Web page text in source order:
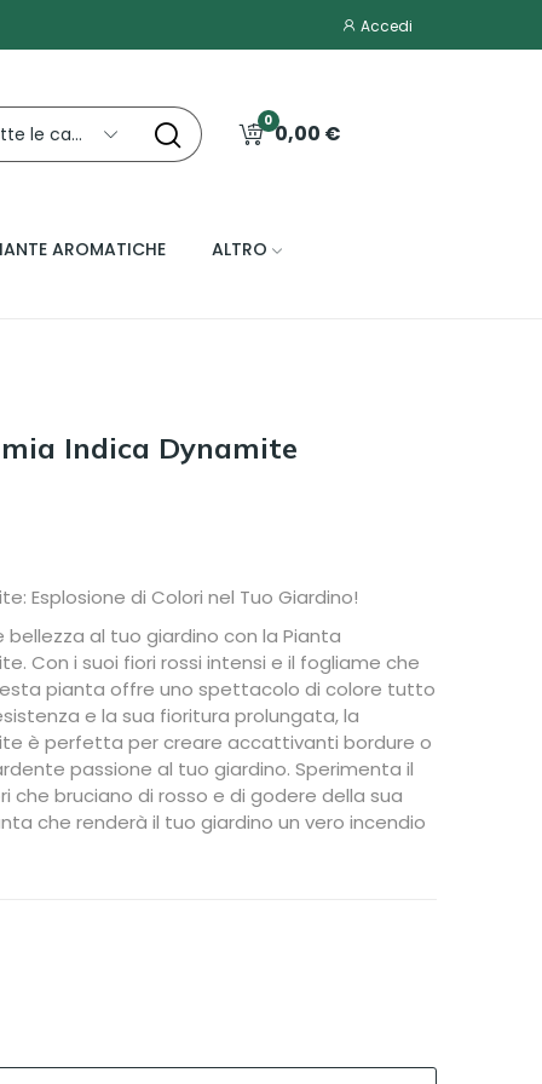
Accedi
Tutte le categorie 0,00 €
0
AROMATICHE ALTRO
Indica Dynamite
Esplosione di Colori nel Tuo Giardino!
al tuo giardino con la Pianta
Con i suoi fiori rossi intensi e il fogliame che
pianta offre uno spettacolo di colore tutto
e la sua fioritura prolungata, la
è perfetta per creare accattivanti bordure o
passione al tuo giardino. Sperimenta il
che bruciano di rosso e di godere della sua
che renderà il tuo giardino un vero incendio